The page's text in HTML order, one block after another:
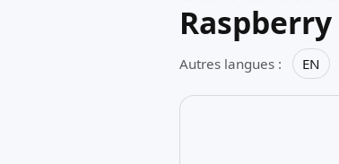
Raspberry
Autres langues : EN